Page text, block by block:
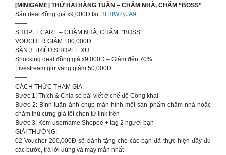
[MINIGAME] THỨ HAI HÀNG TUẦN – CHĂM NHÀ, CHĂM “BOSS”
Săn deal đồng giá x9,000Đ tại: 3L3IW2yJA9
——
SHOPEECARE – CHĂM NHÀ, CHĂM “”BOSS””
VOUCHER GIẢM 100,000Đ
SĂN 3 TRIỆU SHOPEE XU
Shocking deal đồng giá x9,000Đ – Giảm đến 70%
Livestream giờ vàng giảm 50,000Đ
——
CÁCH THỨC THAM GIA:
Bước 1: Thích & Chia sẻ bài viết ở chế độ Công khai
Bước 2: Bình luận ảnh chụp màn hình một sản phẩm chăm nhà hoặc
chăm thú cưng giá tốt chọn từ link trên
Bước 3: Kèm username Shopee + tag 2 người bạn
GIẢI THƯỞNG:
02 Voucher 200,000Đ sẽ dành tặng cho các bạn đã thực hiện đầy đủ
các bước, trả lời đúng và may mắn nhất